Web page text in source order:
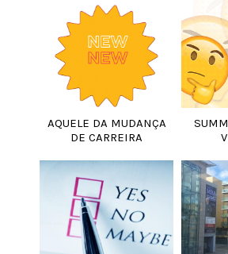
AQUELE DA MUDANÇA
DE CARREIRA